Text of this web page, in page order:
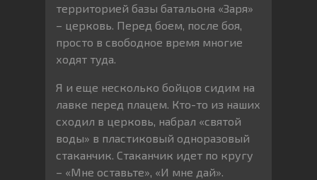
территорией базы батальона «Заря»
– церковь. Перед боем, после боя,
просто в свободное время многие
ходят туда.
Я и еще несколько бойцов сидим на
лавке перед плацем. Кто-то из наших
сходил в церковь, набрал «святой
воды» в пластиковый одноразовый
стаканчик. Стаканчик идет по кругу
– «Мне оставьте», «И мне дай».